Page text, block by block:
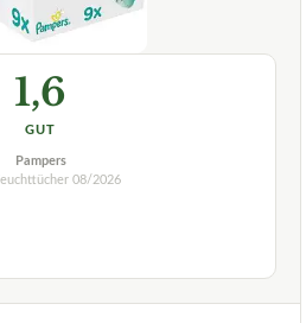
1,6
GUT
Pampers
08/2026